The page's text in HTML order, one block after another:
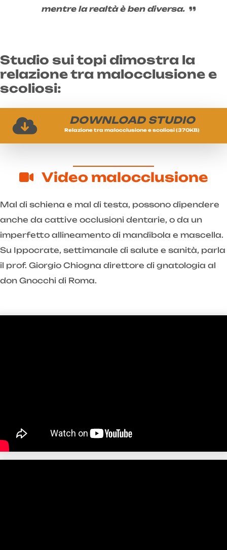
mentre la realtà è ben diversa.
Studio sui topi dimostra la
relazione tra malocclusione e
scoliosi:
DOWNLOAD STUDIO
Relazione tra malocclusione e scoliosi (370KB)
Video malocclusione
Mal di schiena e mal di testa, possono dipendere
anche da cattive occlusioni dentarie, o da un
imperfetto allineamento di mandibola e mascella.
Su Ippocrate, settimanale di salute e sanità, parla
il prof. Giorgio Chiogna direttore di gnatologia al
don Gnocchi di Roma.